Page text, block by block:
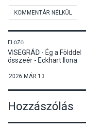
KOMMENTÁR NÉLKÜL
ELŐZŐ
VISEGRÁD - Ég a Földdel
összeér - Eckhart Ilona
megnyitója
2026 MÁR 13
Hozzászólás